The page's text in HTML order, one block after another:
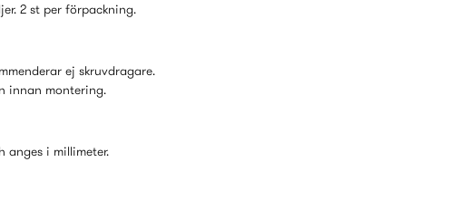
2 st per förpackning.
ej skruvdragare.
innan montering.
anges i millimeter.